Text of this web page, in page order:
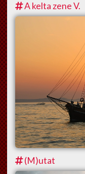
A kelta zene V.
(M)utat